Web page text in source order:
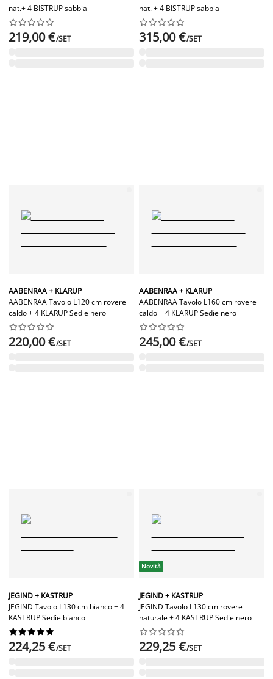
nat.+ 4 BISTRUP sabbia






219,00 €/SET
nat. + 4 BISTRUP sabbia






315,00 €/SET
AABENRAA + KLARUP
AABENRAA Tavolo L120 cm rovere
caldo + 4 KLARUP Sedie nero






220,00 €/SET
AABENRAA + KLARUP
AABENRAA Tavolo L160 cm rovere
caldo + 4 KLARUP Sedie nero






245,00 €/SET
JEGIND + KASTRUP
JEGIND Tavolo L130 cm bianco + 4
KASTRUP Sedie bianco






224,25 €/SET
Novità
JEGIND + KASTRUP
JEGIND Tavolo L130 cm rovere
naturale + 4 KASTRUP Sedie nero






229,25 €/SET